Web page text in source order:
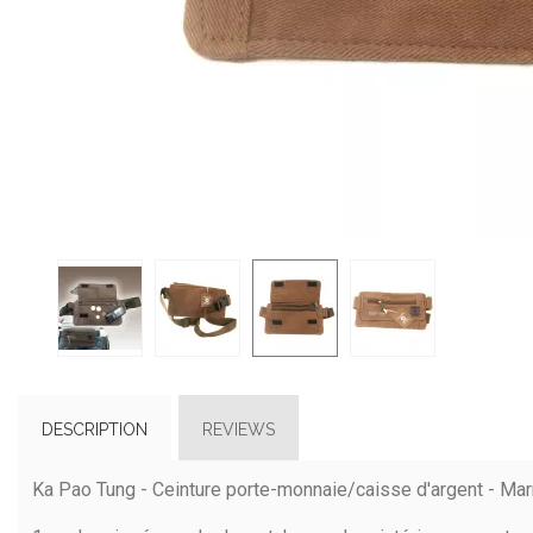
DESCRIPTION REVIEWS
Ka Pao Tung - Ceinture porte-monnaie/caisse d'argent -